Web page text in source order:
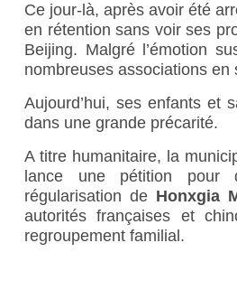
Ce jour-là, après avoir été
en rétention sans voir ses
Beijing. Malgré l’émotion
nombreuses associations en
Aujourd’hui, ses enfants et
dans une grande précarité.
A titre humanitaire, la
lance une pétition pour
régularisation de Honxgia
autorités françaises et
regroupement familial.